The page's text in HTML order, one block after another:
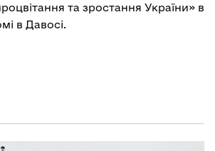
та зростання України» в
в Давосі.